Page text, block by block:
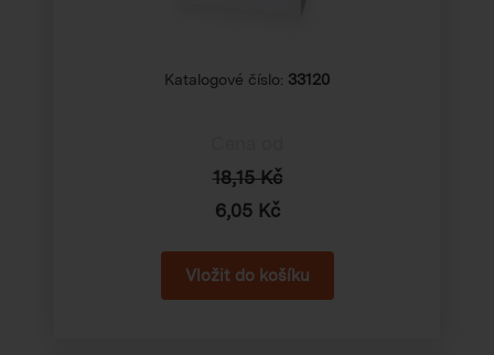
Katalogové číslo: 33120
18,15 Kč
6,05 Kč